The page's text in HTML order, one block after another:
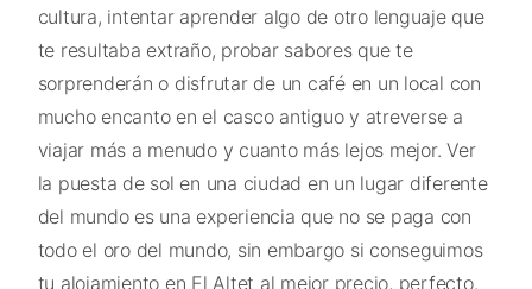
cultura, intentar aprender algo de otro lenguaje que
te resultaba extraño, probar sabores que te
sorprenderán o disfrutar de un café en un local con
mucho encanto en el casco antiguo y atreverse a
viajar más a menudo y cuanto más lejos mejor. Ver
la puesta de sol en una ciudad en un lugar diferente
del mundo es una experiencia que no se paga con
todo el oro del mundo, sin embargo si conseguimos
tu alojamiento en El Altet al mejor precio, perfecto.